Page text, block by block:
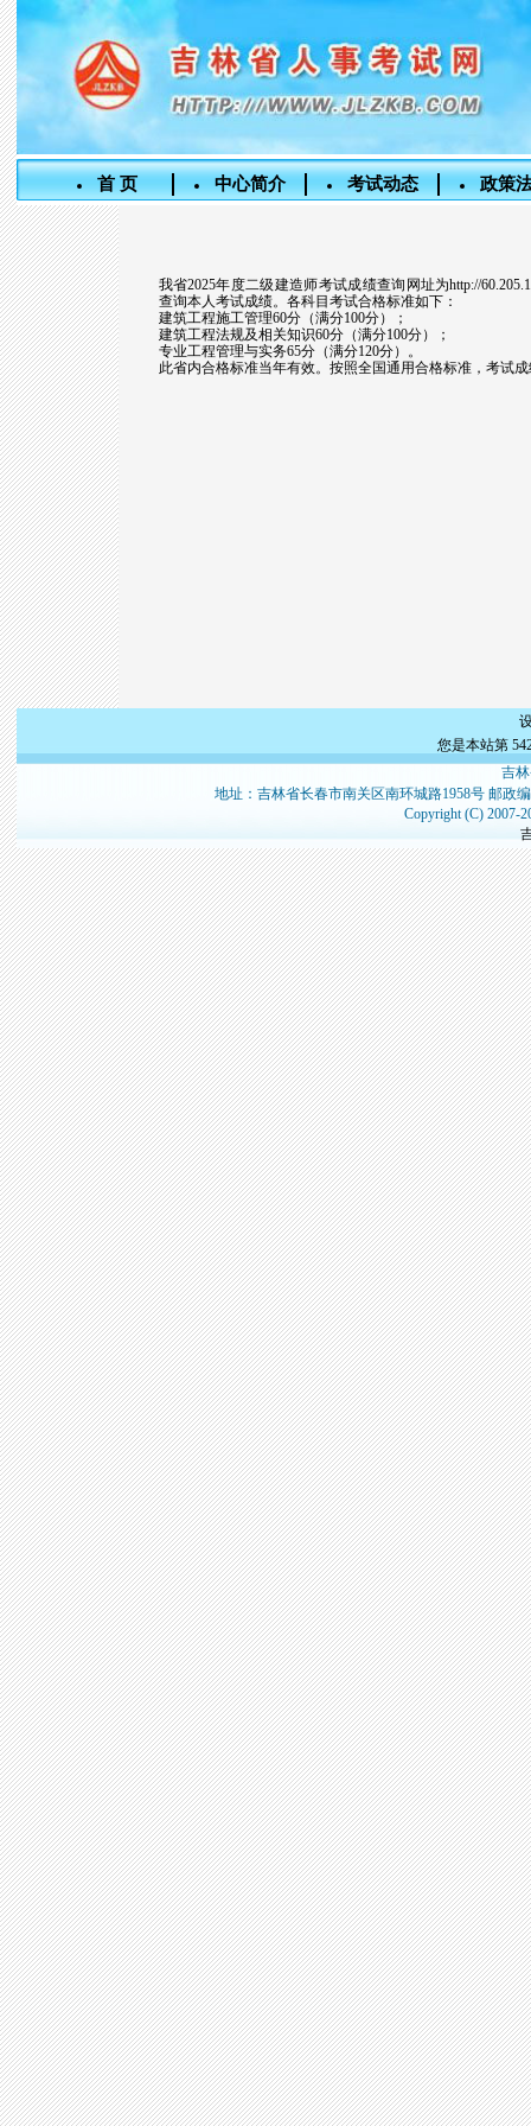
首 页 中心简介 考试动态 政策
我省2025年度二级建造师考试成绩查询网址为http://
查询本人考试成绩。各科目考试合格标准如下：
建筑工程施工管理60分（满分100分）；
建筑工程法规及相关知识60分（满分100分）；
专业工程管理与实务65分（满分120分）。
此省内合格标准当年有效。按照全国通用合格标准，考试
您是本站第
吉
地址：吉林省长春市南关区南环城路1958号 邮政
Copyright (C) 2007-